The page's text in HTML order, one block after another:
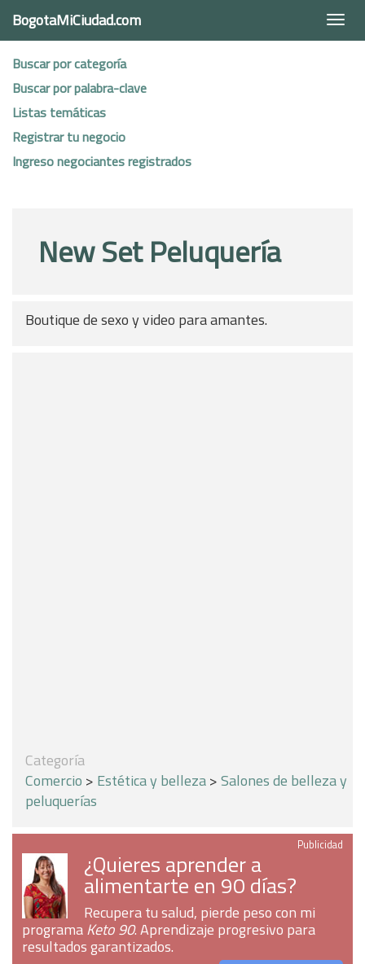
BogotaMiCiudad.com
Buscar por categoría
Buscar por palabra-clave
Listas temáticas
Registrar tu negocio
Ingreso negociantes registrados
New Set Peluquería
Boutique de sexo y video para amantes.
Categoría
Comercio > Estética y belleza>Salones de belleza y
peluquerías
Publicidad
¿Quieres aprender a
alimentarte en 90 días?
Recupera tu salud, pierde peso con mi
programaKeto 90. Aprendizaje progresivo para
resultados garantizados.